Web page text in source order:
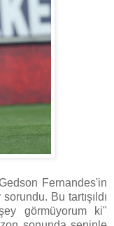
Fernandes'in
Bu tartışıldı
görmüyorum ki"